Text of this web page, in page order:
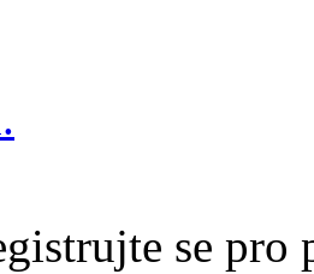
se pro